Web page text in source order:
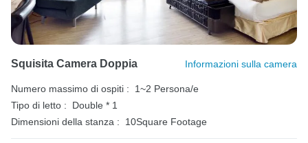
Squisita Camera Doppia Informazioni sulla camera
Numero massimo di ospiti :
1~2 Persona/e
Tipo di letto :
Double * 1
Dimensioni della stanza :
10Square Footage